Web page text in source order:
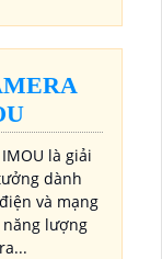
IMOU là giải
dành
và mạng
lượng